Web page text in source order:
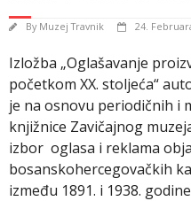
By Muzej Travnik 24.
Izložba „Oglašavanje
početkom XX. stoljeća“
je na osnovu periodičnih i
knjižnice Zavičajnog
izbor oglasa i reklama
bosanskohercegovačkih
između 1891. i 1938.